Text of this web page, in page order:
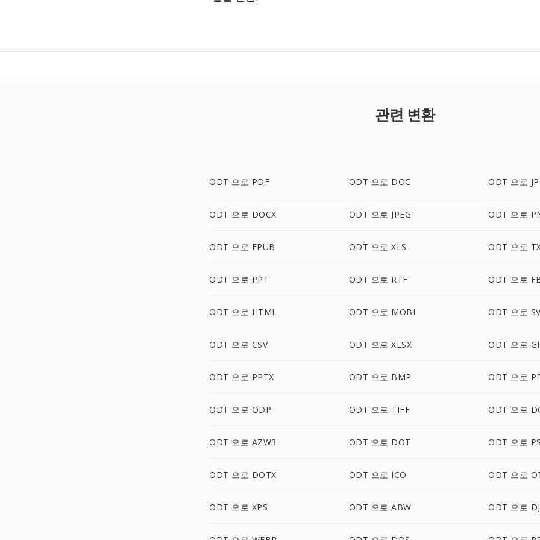
관련 변환
ODT 으로 PDF ODT 으로 DOC ODT 으로
ODT 으로 DOCX ODT 으로 JPEG ODT 으로
ODT 으로 EPUB ODT 으로 XLS ODT 으로
ODT 으로 PPT ODT 으로 RTF ODT 으로
ODT 으로 HTML ODT 으로 MOBI ODT 으로
ODT 으로 CSV ODT 으로 XLSX ODT 으로
ODT 으로 PPTX ODT 으로 BMP ODT 으로
ODT 으로 ODP ODT 으로 TIFF ODT 으로
ODT 으로 AZW3 ODT 으로 DOT ODT 으로
ODT 으로 DOTX ODT 으로 ICO ODT 으로
ODT 으로 XPS ODT 으로 ABW ODT 으로